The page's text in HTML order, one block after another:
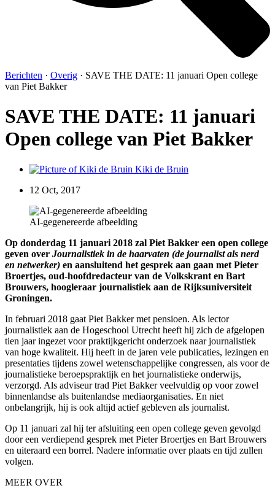
Berichten · Overig · SAVE THE DATE: 11 januari Open college
van Piet Bakker
SAVE THE DATE: 11 januari
Open college van Piet Bakker
Kiki de Bruin
12 Oct, 2017
AI-gegenereerde afbeelding
Op donderdag 11 januari 2018 zal Piet Bakker een open college
geven over Journalistiek in de haarvaten (de journalist als nerd
en netwerker) en aansluitend het gesprek aan gaan met Pieter
Broertjes, oud-hoofdredacteur van de Volkskrant en Bart
Brouwers, hoogleraar journalistiek aan de Rijksuniversiteit
Groningen.
In februari 2018 gaat Piet Bakker met pensioen. Als lector
journalistiek aan de Hogeschool Utrecht heeft hij zich de afgelopen
tien jaar ingezet voor praktijkgericht onderzoek naar journalistiek
van hoge kwaliteit. Hij heeft in de jaren vele publicaties, lezingen en
presentaties tijdens zowel wetenschappelijke congressen, als voor de
journalistieke beroepspraktijk en het journalistieke onderwijs,
verzorgd. Als adviseur trad Piet Bakker veelvuldig op voor zowel
binnenlandse als buitenlandse mediaorganisaties. En niet
onbelangrijk, hij is ook altijd actief gebleven als journalist.
Op 11 januari zal hij ter afsluiting een open college geven gevolgd
door een verdiepend gesprek met Pieter Broertjes en Bart Brouwers
en uiteraard een borrel. Nadere informatie over plaats en tijd zullen
volgen.
MEER OVER